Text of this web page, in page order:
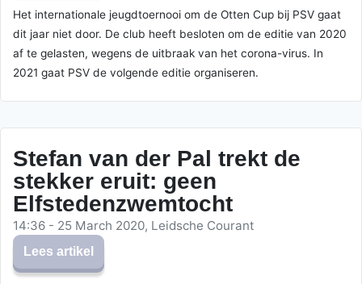
Het internationale jeugdtoernooi om de Otten Cup bij PSV gaat
dit jaar niet door. De club heeft besloten om de editie van 2020
af te gelasten, wegens de uitbraak van het corona-virus. In
2021 gaat PSV de volgende editie organiseren.
Stefan van der Pal trekt de
stekker eruit: geen
Elfstedenzwemtocht
14:36 - 25 March 2020, Leidsche Courant
Lees artikel